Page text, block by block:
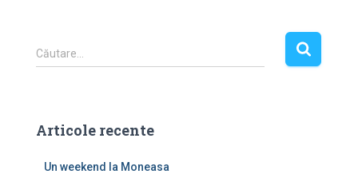
C
a
d
Căutare…
Articole recente
Un weekend la Moneasa